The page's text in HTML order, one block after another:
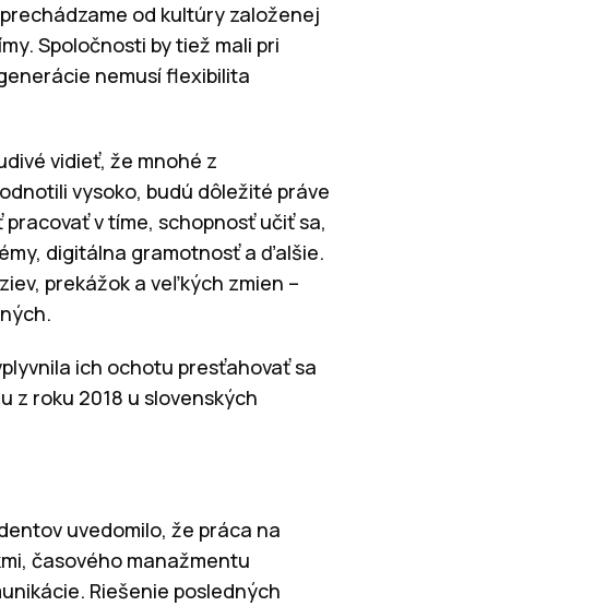
od kultúry založenej
Spoločnosti by tiež mali pri
nemusí flexibilita
vidieť, že mnohé z
vysoko, budú dôležité práve
v tíme, schopnosť učiť sa,
digitálna gramotnosť a ďalšie.
prekážok a veľkých zmien –
ich ochotu presťahovať sa
z roku 2018 u slovenských
uvedomilo, že práca na
časového manažmentu
Riešenie posledných